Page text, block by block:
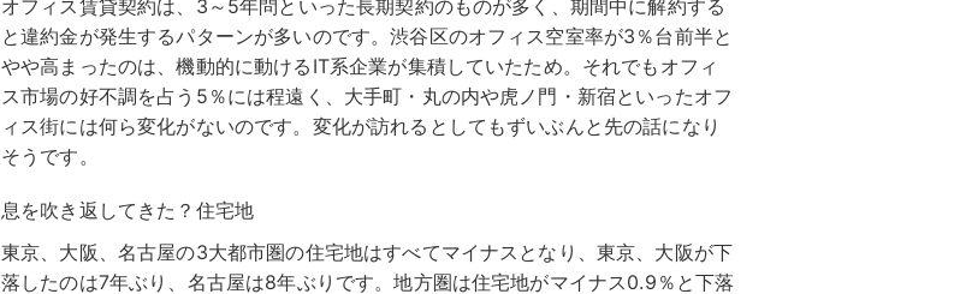
オフィス賃貸契約は、3～5年問といった長期契約のものが多く、期間中に解約する
と違約金が発生するパターンが多いのです。渋谷区のオフィス空室率が3％台前半と
やや高まったのは、機動的に動けるIT系企業が集積していたため。それでもオフィ
ス市場の好不調を占う5％には程遠く、大手町・丸の内や虎ノ門・新宿といったオフ
ィス街には何ら変化がないのです。変化が訪れるとしてもずいぶんと先の話になり
そうです。
息を吹き返してきた？住宅地
東京、大阪、名古屋の3大都市圏の住宅地はすべてマイナスとなり、東京、大阪が下
落したのは7年ぶり、名古屋は8年ぶりです。地方圏は住宅地がマイナス0.9％と下落